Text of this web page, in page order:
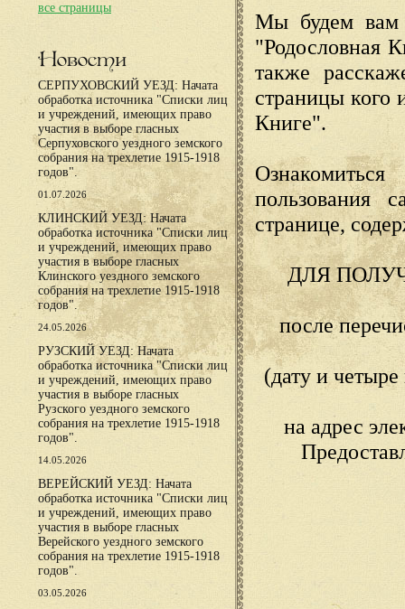
все страницы
Новости
СЕРПУХОВСКИЙ УЕЗД: Начата
обработка источника "Списки лиц
и учреждений, имеющих право
участия в выборе гласных
Серпуховского уездного земского
собрания на трехлетие 1915-1918
годов".
01.07.2026
КЛИНСКИЙ УЕЗД: Начата
обработка источника "Списки лиц
и учреждений, имеющих право
участия в выборе гласных
Клинского уездного земского
собрания на трехлетие 1915-1918
годов".
24.05.2026
РУЗСКИЙ УЕЗД: Начата
обработка источника "Списки лиц
и учреждений, имеющих право
участия в выборе гласных
Рузского уездного земского
собрания на трехлетие 1915-1918
годов".
14.05.2026
ВЕРЕЙСКИЙ УЕЗД: Начата
обработка источника "Списки лиц
и учреждений, имеющих право
участия в выборе гласных
Верейского уездного земского
собрания на трехлетие 1915-1918
годов".
03.05.2026
Мы будем вам
"Родословная
также
страницы кого
Книге".
пользования
странице,
ДЛЯ
после
(дату и
на адрес